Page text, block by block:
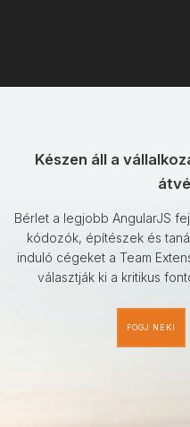
Készen áll a
Bérlet a legjobb AngularJS
kódozók, építészek és
induló cégeket a Team
választják ki a kritikus
FOGJ NEKI